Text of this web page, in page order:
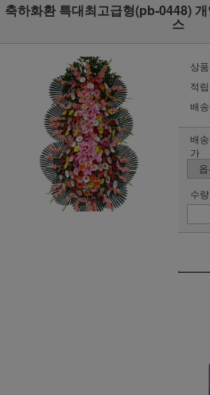
축하화환 특대최고급형(pb-0448)
스
상
적
배
배
가
수량